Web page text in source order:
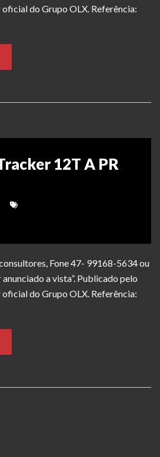
do Grupo OLX. Referência:
12T A PR
Fone 47- 99168-5634 ou
a vista”. Publicado pelo
do Grupo OLX. Referência: